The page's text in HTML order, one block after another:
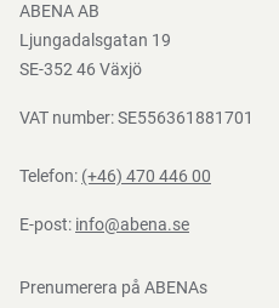
Nedladdningar
ABENA AB
Ljungadalsgatan 19
SE-352 46 Växjö
VAT number: SE556361881701
Telefon: (+46) 470 446 00
E-post: info@abena.se
Prenumerera på ABENAs